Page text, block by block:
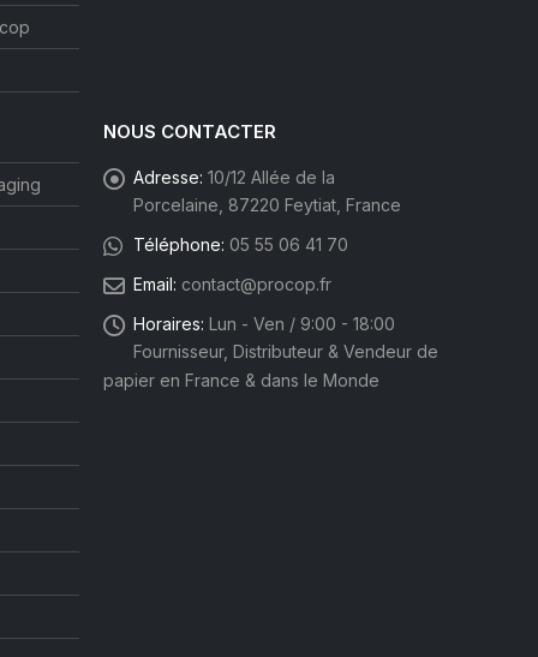
NOUS CONTACTER
Adresse: 10/12 Allée de la
Porcelaine, 87220 Feytiat, France
Téléphone: 05 55 06 41 70
Email: contact@procop.fr
Horaires: Lun - Ven / 9:00 - 18:00
Fournisseur, Distributeur & Vendeur de
papier en France & dans le Monde